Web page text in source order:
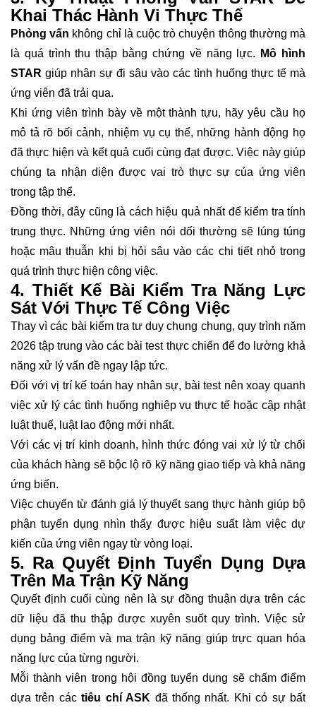
Khai Thác Hành Vi Thực Thế
Phỏng vấn không chỉ là cuộc trò chuyện thông thường mà
là quá trình thu thập bằng chứng về năng lực.
Mô hình
STAR giúp nhân sự đi sâu vào các tình huống thực tế mà
ứng viên đã trải qua.
Khi ứng viên trình bày về một thành tựu, hãy yêu cầu họ
mô tả rõ bối cảnh, nhiệm vụ cụ thể, những hành động họ
đã thực hiện và kết quả cuối cùng đạt được. Việc này giúp
chúng ta nhận diện được vai trò thực sự của ứng viên
trong tập thể.
Đồng thời, đây cũng là cách hiệu quả nhất để kiểm tra tính
trung thực. Những ứng viên nói dối thường sẽ lúng túng
hoặc mâu thuẫn khi bị hỏi sâu vào các chi tiết nhỏ trong
quá trình thực hiện công việc.
4. Thiết Kế Bài Kiểm Tra Năng Lực
Sát Với Thực Tế Công Việc
Thay vì các bài kiểm tra tư duy chung chung, quy trình năm
2026 tập trung vào các bài test thực chiến để đo lường khả
năng xử lý vấn đề ngay lập tức.
Đối với vị trí kế toán hay nhân sự, bài test nên xoay quanh
việc xử lý các tình huống nghiệp vụ thực tế hoặc cập nhật
luật thuế, luật lao động mới nhất.
Với các vị trí kinh doanh, hình thức đóng vai xử lý từ chối
của khách hàng sẽ bộc lộ rõ kỹ năng giao tiếp và khả năng
ứng biến.
Việc chuyển từ đánh giá lý thuyết sang thực hành giúp bộ
phận tuyển dụng nhìn thấy được hiệu suất làm việc dự
kiến của ứng viên ngay từ vòng loại.
5. Ra Quyết Định Tuyển Dụng Dựa
Trên Ma Trận Kỹ Năng
Quyết định cuối cùng nên là sự đồng thuận dựa trên các
dữ liệu đã thu thập được xuyên suốt quy trình. Việc sử
dụng bảng điểm và ma trận kỹ năng giúp trực quan hóa
năng lực của từng người.
Mỗi thành viên trong hội đồng tuyển dụng sẽ chấm điểm
dựa trên cáctiêu chí ASK đã thống nhất. Khi có sự bất